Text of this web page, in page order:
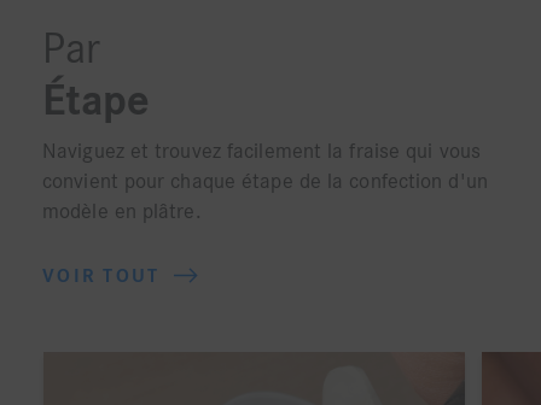
Par
Étape
Naviguez et trouvez facilement la fraise qui vous
convient pour chaque étape de la confection d'un
modèle en plâtre.
VOIR TOUT